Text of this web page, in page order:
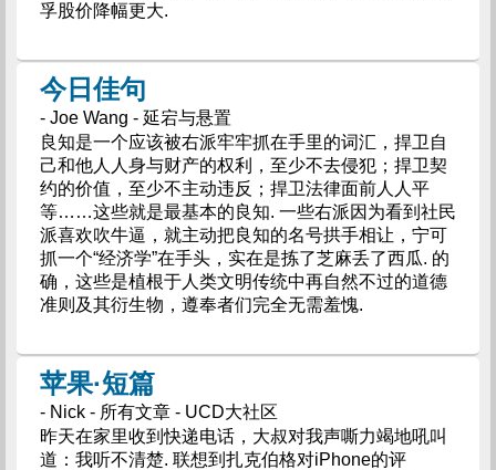
孚股价降幅更大.
今日佳句
- Joe Wang - 延宕与悬置
良知是一个应该被右派牢牢抓在手里的词汇，捍卫自
己和他人人身与财产的权利，至少不去侵犯；捍卫契
约的价值，至少不主动违反；捍卫法律面前人人平
等……这些就是最基本的良知. 一些右派因为看到社民
派喜欢吹牛逼，就主动把良知的名号拱手相让，宁可
抓一个“经济学”在手头，实在是拣了芝麻丢了西瓜. 的
确，这些是植根于人类文明传统中再自然不过的道德
准则及其衍生物，遵奉者们完全无需羞愧.
苹果·短篇
- Nick - 所有文章 - UCD大社区
昨天在家里收到快递电话，大叔对我声嘶力竭地吼叫
道：我听不清楚. 联想到扎克伯格对iPhone的评